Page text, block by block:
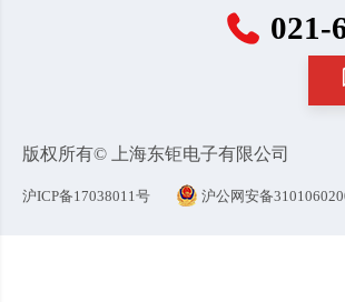
021-
版权所有© 上海东钜电子有限公司
沪ICP备17038011号 沪公网安备